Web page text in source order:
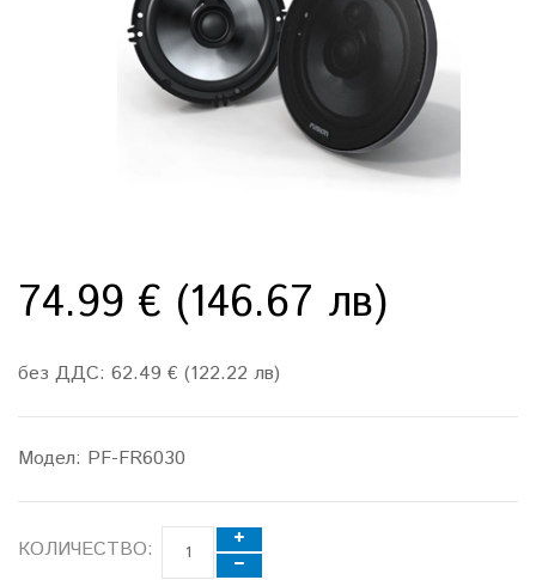
74.99 € (146.67 лв)
без ДДС: 62.49 € (122.22 лв)
Модел: PF-FR6030
КОЛИЧЕСТВО: